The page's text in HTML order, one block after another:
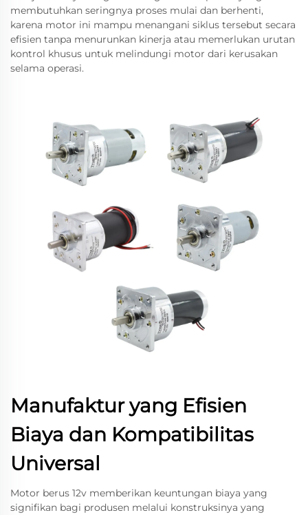
membutuhkan seringnya proses mulai dan berhenti,
karena motor ini mampu menangani siklus tersebut secara
efisien tanpa menurunkan kinerja atau memerlukan urutan
kontrol khusus untuk melindungi motor dari kerusakan
selama operasi.
Manufaktur yang Efisien
Biaya dan Kompatibilitas
Universal
Motor berus 12v memberikan keuntungan biaya yang
signifikan bagi produsen melalui konstruksinya yang